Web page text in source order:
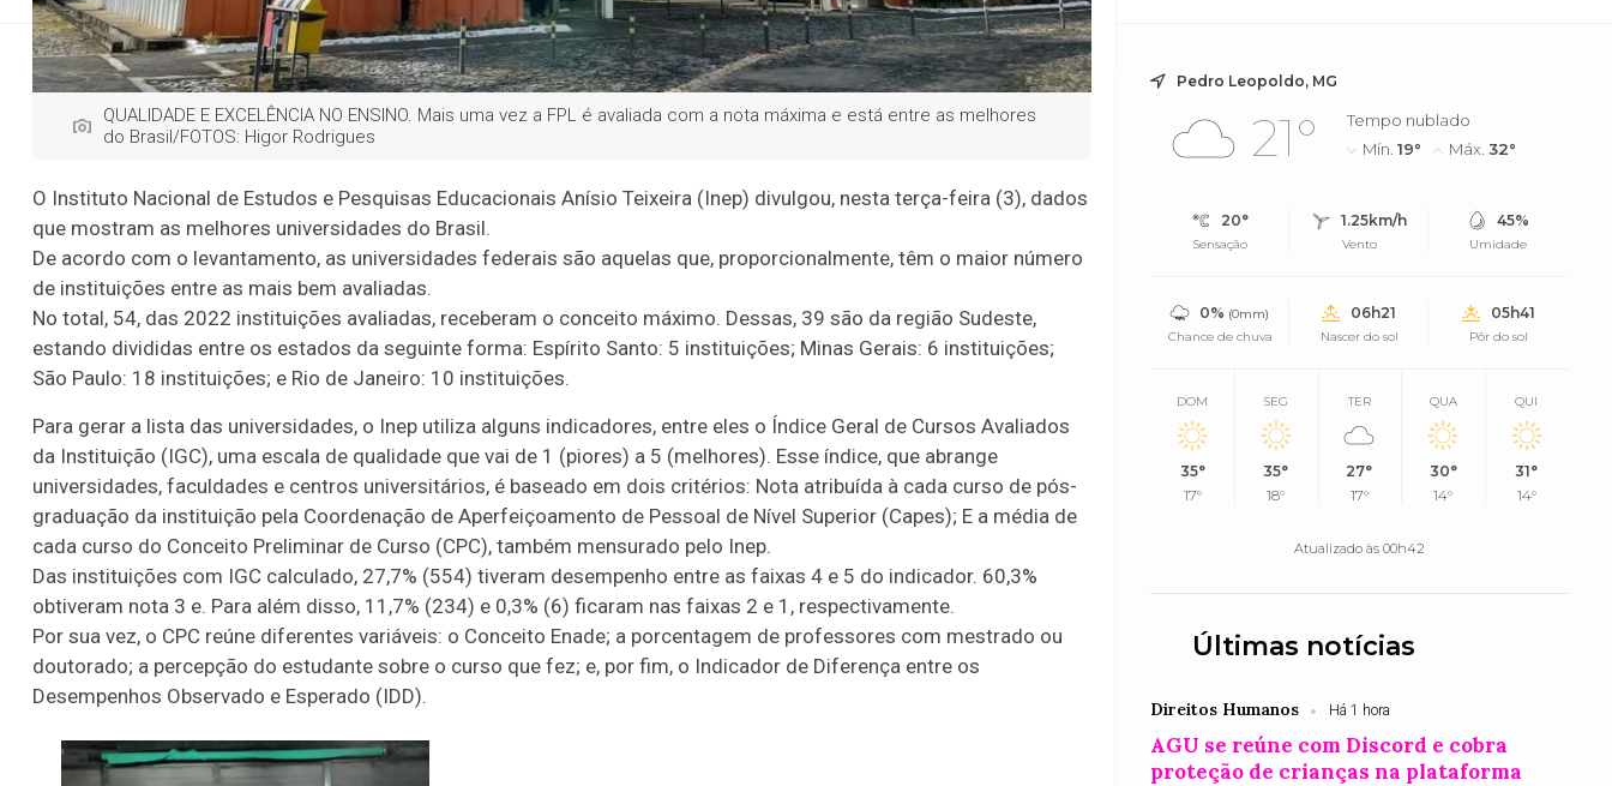
QUALIDADE E EXCELÊNCIA NO ENSINO. Mais uma vez a FPL é avaliada com a nota máxima e está entre as melhores
do Brasil/FOTOS: Higor Rodrigues
O Instituto Nacional de Estudos e Pesquisas Educacionais Anísio Teixeira (Inep) divulgou, nesta terça-feira (3), dados
que mostram as melhores universidades do Brasil.
De acordo com o levantamento, as universidades federais são aquelas que, proporcionalmente, têm o maior número
de instituições entre as mais bem avaliadas.
No total, 54, das 2022 instituições avaliadas, receberam o conceito máximo. Dessas, 39 são da região Sudeste,
estando divididas entre os estados da seguinte forma: Espírito Santo: 5 instituições; Minas Gerais: 6 instituições;
São Paulo: 18 instituições; e Rio de Janeiro: 10 instituições.
Para gerar a lista das universidades, o Inep utiliza alguns indicadores, entre eles o Índice Geral de Cursos Avaliados
da Instituição (IGC), uma escala de qualidade que vai de 1 (piores) a 5 (melhores). Esse índice, que abrange
universidades, faculdades e centros universitários, é baseado em dois critérios: Nota atribuída à cada curso de pós-
graduação da instituição pela Coordenação de Aperfeiçoamento de Pessoal de Nível Superior (Capes); E a média de
cada curso do Conceito Preliminar de Curso (CPC), também mensurado pelo Inep.
Das instituições com IGC calculado, 27,7% (554) tiveram desempenho entre as faixas 4 e 5 do indicador. 60,3%
obtiveram nota 3 e. Para além disso, 11,7% (234) e 0,3% (6) ficaram nas faixas 2 e 1, respectivamente.
Por sua vez, o CPC reúne diferentes variáveis: o Conceito Enade; a porcentagem de professores com mestrado ou
doutorado; a percepção do estudante sobre o curso que fez; e, por fim, o Indicador de Diferença entre os
Desempenhos Observado e Esperado (IDD).
Pedro Leopoldo, MG
21°
Tempo nublado
Mín.19° Máx.32°
20°
Sensação
1.25km/h
Vento
45%
Umidade
0% (0mm)
Chance de chuva
06h21
Nascer do sol
05h41
Pôr do sol
DOM
35°
17°
SEG
35°
18°
TER
27°
17°
QUA
30°
14°
QUI
31°
14°
Atualizado às 00h42
Últimas notícias
Direitos Humanos Há 1 hora
AGU se reúne com Discord e cobra
proteção de crianças na plataforma